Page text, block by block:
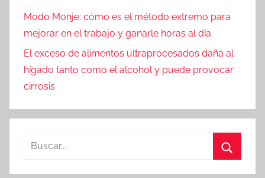
Modo Monje: cómo es el método extremo para
mejorar en el trabajo y ganarle horas al día
El exceso de alimentos ultraprocesados daña al
hígado tanto como el alcohol y puede provocar
cirrosis
Buscar: